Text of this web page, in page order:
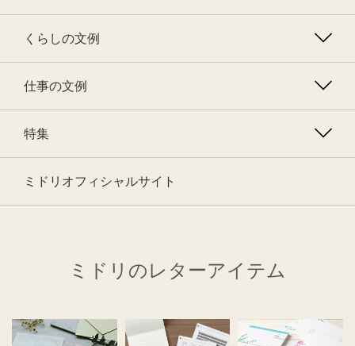
くらしの文例
仕事の文例
特集
ミドリオフィシャルサイト
ミドリのレターアイテム